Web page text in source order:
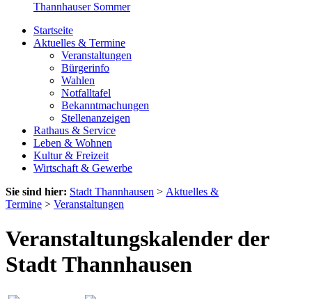
Thannhauser Sommer
Startseite
Aktuelles & Termine
Veranstaltungen
Bürgerinfo
Wahlen
Notfalltafel
Bekanntmachungen
Stellenanzeigen
Rathaus & Service
Leben & Wohnen
Kultur & Freizeit
Wirtschaft & Gewerbe
Sie sind hier: Stadt Thannhausen > Aktuelles &
Termine > Veranstaltungen
Veranstaltungskalender der
Stadt Thannhausen